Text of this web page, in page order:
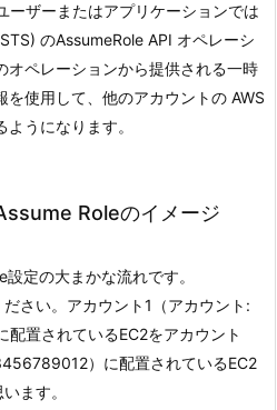
ーザーまたはアプリケーションでは
のAssumeRole API オペレーシ
オペレーションから提供される一時
を使用して、他のアカウントの AWS
うになります。
Roleのイメージ
定の大まかな流れです。
さい。アカウント1（アカウント:
配置されているEC2をアカウント
）に配置されているEC2
ます。